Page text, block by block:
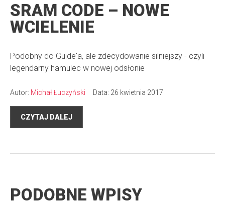
SRAM CODE – NOWE
WCIELENIE
Podobny do Guide'a, ale zdecydowanie silniejszy - czyli
legendarny hamulec w nowej odsłonie
Autor: Michał Łuczyński Data: 26 kwietnia 2017
CZYTAJ DALEJ
PODOBNE WPISY